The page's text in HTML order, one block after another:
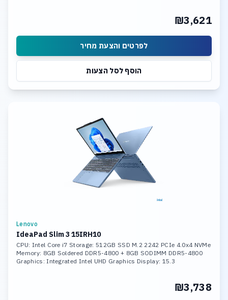
₪3,621
לפרטים והצעת מחיר
הוסף לסל הצעות
Lenovo
IdeaPad Slim 3 15IRH10
CPU: Intel Core i7 Storage: 512GB SSD M.2 2242 PCIe 4.0x4 NVMe
Memory: 8GB Soldered DDR5-4800 + 8GB SODIMM DDR5-4800
Graphics: Integrated Intel UHD Graphics Display: 15.3
₪3,738